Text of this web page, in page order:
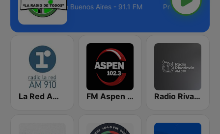
Provincia de Buenos Aires - 91.1 FM
La Red AM 910 FM Aspen 102.3 Radio Rivadavia 630 AM